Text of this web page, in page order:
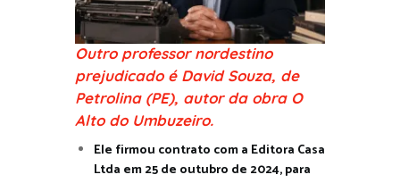
Outro professor nordestino
prejudicado é David Souza, de
Petrolina (PE), autor da obra O
Alto do Umbuzeiro.
Ele firmou contrato com a Editora Casa
Ltda em 25 de outubro de 2024, para